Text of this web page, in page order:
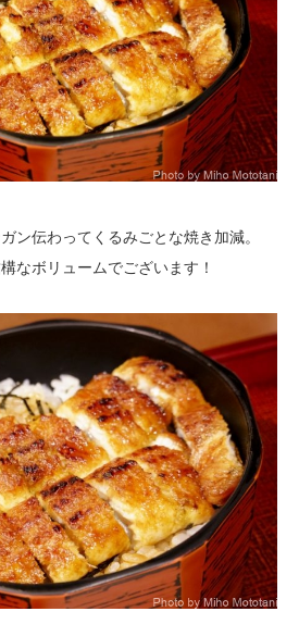
ン伝わってくるみごとな焼き加減。
なボリュームでございます！